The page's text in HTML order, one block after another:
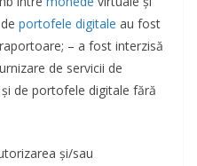
portofele digitale au fost
– a fost interzisă
de servicii de
de portofele digitale fără
și/sau